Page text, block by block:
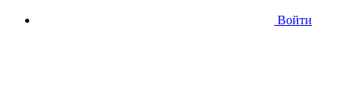
Войти